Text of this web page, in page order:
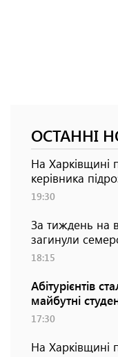
ОСТАННІ
На Харківщині
керівника
19:30
За тиждень на
загинули
18:15
Абітурієнтів
майбутні
17:30
На Харківщині